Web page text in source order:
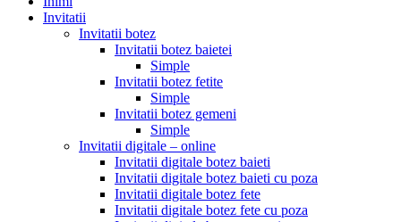
Invitatii
Invitatii botez
Invitatii botez baietei
Simple
Invitatii botez fetite
Simple
Invitatii botez gemeni
Simple
Invitatii digitale – online
Invitatii digitale botez baieti
Invitatii digitale botez baieti cu poza
Invitatii digitale botez fete
Invitatii digitale botez fete cu poza